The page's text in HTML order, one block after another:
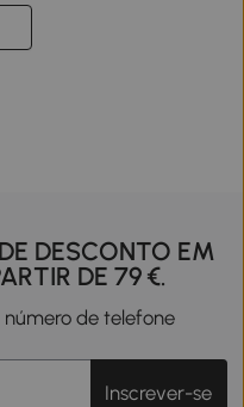
DESCONTO EM
DE 79 €.
de telefone
Inscrever-se